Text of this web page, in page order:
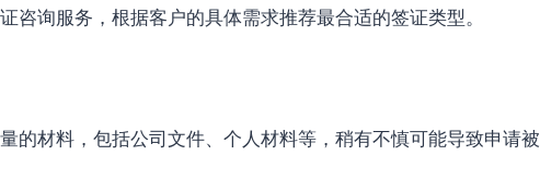
咨询服务，根据客户的具体需求推荐最合适的签证类型。
的材料，包括公司文件、个人材料等，稍有不慎可能导致申请被